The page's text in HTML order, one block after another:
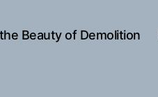
Beauty of Demolition